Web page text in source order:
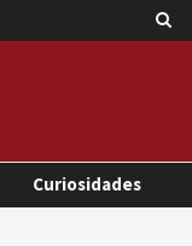
Curiosidades